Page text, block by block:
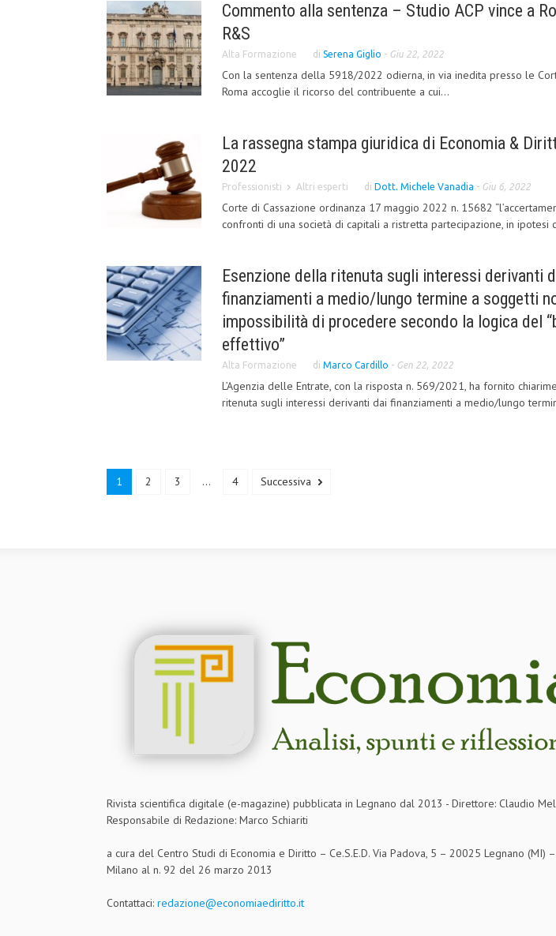
Commento alla sentenza – Studio ACP vince a
R&S
Alta Formazione di Serena Giglio - Giu 22, 2022
Con la sentenza della 5918/2022 odierna, in via inedita presso le
Roma accoglie il ricorso del contribuente a cui...
La rassegna stampa giuridica di Economia &
2022
Professionisti Altri esperti di Dott. Michele Vanadia - Giu 6, 2022
Corte di Cassazione ordinanza 17 maggio 2022 n. 15682
confronti di una società di capitali a ristretta partecipazione, in ipotesi
Esenzione della ritenuta sugli interessi derivanti
finanziamenti a medio/lungo termine a soggetti
impossibilità di procedere secondo la logica del
effettivo”
Alta Formazione di Marco Cardillo - Gen 22, 2022
L’Agenzia delle Entrate, con la risposta n. 569/2021, ha fornito
ritenuta sugli interessi derivanti dai finanziamenti a medio/lungo
1 2 3 ... 4 Successiva
Rivista scientifica digitale (e-magazine) pubblicata in Legnano dal 2013 - Direttore: Claudio
Responsabile di Redazione: Marco Schiariti
a cura del Centro Studi di Economia e Diritto – Ce.S.E.D. Via Padova, 5 – 20025 Legnano
Milano al n. 92 del 26 marzo 2013
Contattaci: redazione@economiaediritto.it